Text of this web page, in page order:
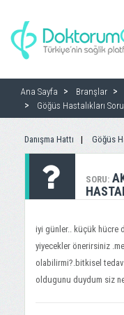
Ana Sayfa Branşlar
Göğüs Hastalıkları
Danışma Hattı Göğüs
SORU:
iyi günler.. küçük hücre
yiyecekler önerirsiniz
olabilirmi?.bitkisel
oldugunu duydum siz